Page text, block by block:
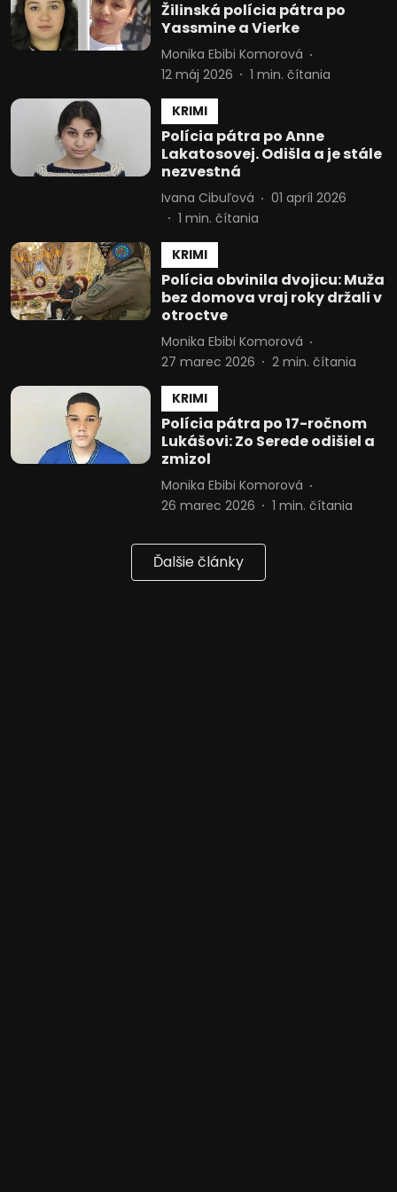
Žilinská polícia pátra po
Yassmine a Vierke
Monika Ebibi Komorová
12 máj 2026
1 min. čítania
KRIMI
Polícia pátra po Anne
Lakatosovej. Odišla a je stále
nezvestná
Ivana Cibuľová
01 apríl 2026
1 min. čítania
KRIMI
Polícia obvinila dvojicu: Muža
bez domova vraj roky držali v
otroctve
Monika Ebibi Komorová
27 marec 2026
2 min. čítania
KRIMI
Polícia pátra po 17-ročnom
Lukášovi: Zo Serede odišiel a
zmizol
Monika Ebibi Komorová
26 marec 2026
1 min. čítania
Ďalšie články
Vytvoriť profily na prispôsobenie
obsahu
Použiť profily na výber prispôsobeného
obsahu
Meranie výkonnosti reklamy
Meranie výkonnosti obsahu
Pochopiť cieľové skupiny na základe
štatistík alebo spájania údajov z
rôznych zdrojov
Vývoj a zlepšovanie služieb
Použitie obmedzených údajov na výber
Používanie presných údajov o
geografickej polohe
Identifikácia zariadení na základe
aktívne vyžiadaných informácií
Účely spracovania, ktoré nie sú v kompetencii IAB: